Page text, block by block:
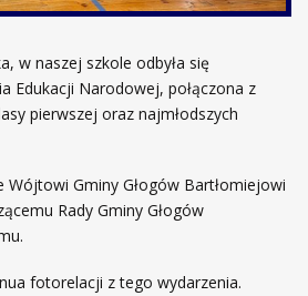
w naszej szkole odbyła się
Edukacji Narodowej, połączona z
pierwszej oraz najmłodszych
Wójtowi Gminy Głogów Bartłomiejowi
Rady Gminy Głogów
fotorelacji z tego wydarzenia.